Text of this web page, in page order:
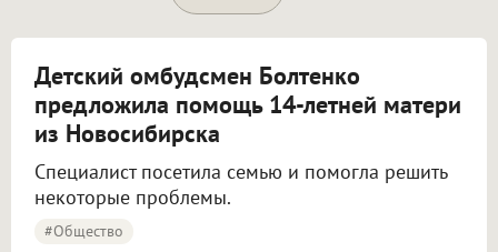
Детский омбудсмен Болтенко
предложила помощь 14-летней матери
из Новосибирска
Специалист посетила семью и помогла решить
некоторые проблемы.
#Общество